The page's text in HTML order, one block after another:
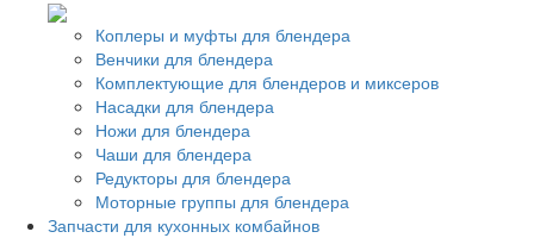
Коплеры и муфты для блендера
Венчики для блендера
Комплектующие для блендеров и миксеров
Насадки для блендера
Ножи для блендера
Чаши для блендера
Редукторы для блендера
Моторные группы для блендера
Запчасти для кухонных комбайнов